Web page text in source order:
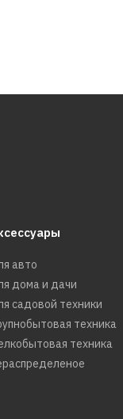
авто
дома и дачи
садовой техники
техника
техника